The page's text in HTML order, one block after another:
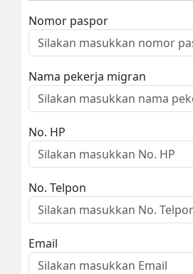
Nomor paspor
Nama pekerja migran
No. HP
No. Telpon
Email